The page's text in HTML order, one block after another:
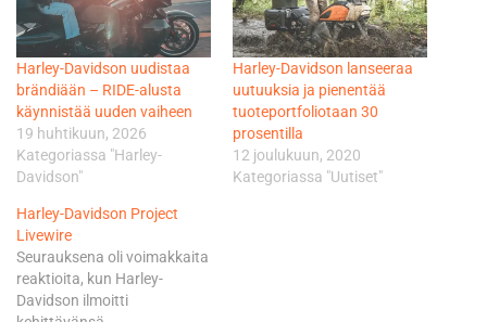
Harley-Davidson uudistaa
brändiään – RIDE-alusta
käynnistää uuden vaiheen
19 huhtikuun, 2026
Kategoriassa "Harley-
Davidson"
Harley-Davidson lanseeraa
uutuuksia ja pienentää
tuoteportfoliotaan 30
prosentilla
12 joulukuun, 2020
Kategoriassa "Uutiset"
Harley-Davidson Project
Livewire
Seurauksena oli voimakkaita
reaktioita, kun Harley-
Davidson ilmoitti